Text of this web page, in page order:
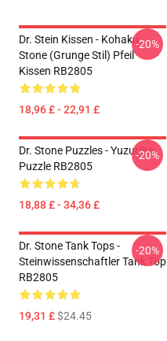
Dr. Stein Kissen - Kohaku
Stone (Grunge Stil) Pfeil
Kissen RB2805
18,96 £ - 22,91 £
-20%
Dr. Stone Puzzles - Yuzuriha
Puzzle RB2805
18,88 £ - 34,36 £
-20%
Dr. Stone Tank Tops -
Steinwissenschaftler Tank Top
RB2805
19,31 £$24.45
-20%